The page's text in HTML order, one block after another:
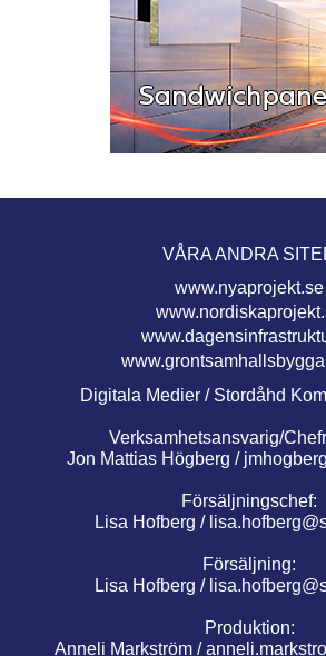
VÅRA ANDRA
www.nyaprojekt.se
Digitala Medier / Stordåhd
Verksamhetsansvarig/
Jon Mattias Högberg /
Försäljningschef:
Lisa Hofberg /
Försäljning:
Lisa Hofberg /
Produktion:
Anneli Markström /